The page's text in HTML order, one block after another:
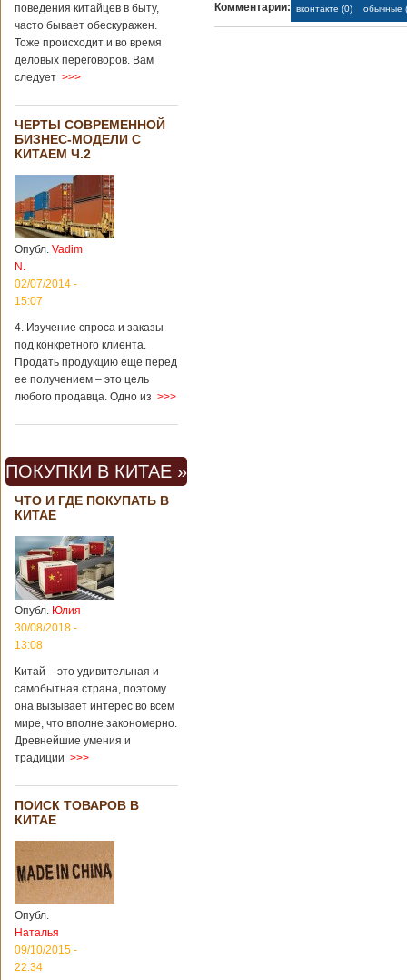
поведения китайцев в быту,
часто бывает обескуражен.
Тоже происходит и во время
деловых переговоров. Вам
следует >>>
ЧЕРТЫ СОВРЕМЕННОЙ
БИЗНЕС-МОДЕЛИ С
КИТАЕМ Ч.2
Опубл. Vadim
N.
02/07/2014 -
15:07
4. Изучение спроса и заказы
под конкретного клиента.
Продать продукцию еще перед
ее получением – это цель
любого продавца. Одно из >>>
ПОКУПКИ В КИТАЕ »
ЧТО И ГДЕ ПОКУПАТЬ В
КИТАЕ
Опубл. Юлия
30/08/2018 -
13:08
Китай – это удивительная и
самобытная страна, поэтому
она вызывает интерес во всем
мире, что вполне закономерно.
Древнейшие умения и
традиции >>>
ПОИСК ТОВАРОВ В
КИТАЕ
Опубл.
Наталья
09/10/2015 -
22:34
Комментарии: вконтакте (0) обычные